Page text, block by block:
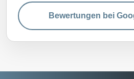
Bewertungen bei